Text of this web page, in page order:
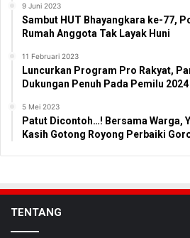
9 Juni 2023
Sambut HUT Bhayangkara ke-77,
Rumah Anggota Tak Layak Huni
11 Februari 2023
Luncurkan Program Pro Rakyat,
Dukungan Penuh Pada Pemilu
5 Mei 2023
Patut Dicontoh…! Bersama Warga,
Kasih Gotong Royong Perbaiki
TENTANG